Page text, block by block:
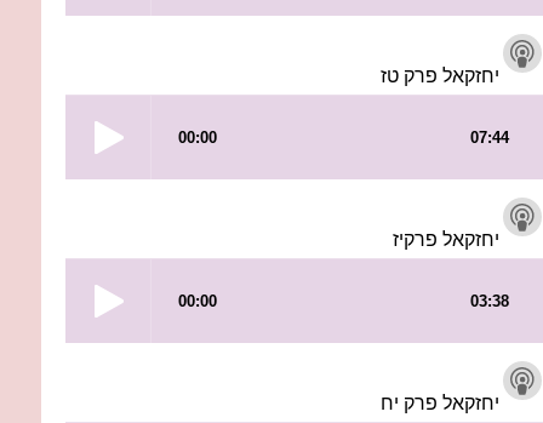
יחזקאל פרק טז
יחזקאל פרקיז
יחזקאל פרק יח